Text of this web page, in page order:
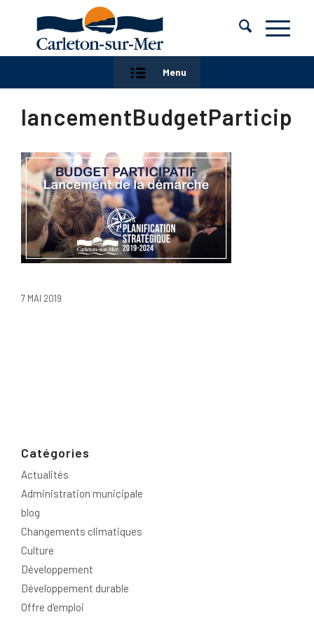
Menu
7 MAI 2019
Catégories
Actualités
Administration municipale
blog
Changements climatiques
Culture
Développement
Développement durable
Offre d'emploi